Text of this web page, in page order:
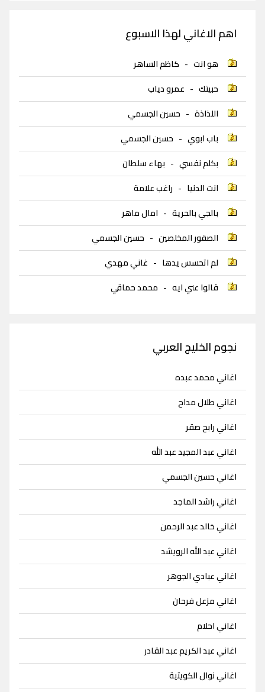
اهم الاغاني لهذا الاسبوع
هو انت - كاظم الساهر
حبيتك - عمرو دياب
اللذاذة - حسين الجسمي
باب ابوي - حسين الجسمي
بكلم نفسي - بهاء سلطان
انت الدنيا - راغب علامة
بالجي بالحرية - امال ماهر
الصقور المخلصين - حسين الجسمي
لم اتحسس يدها - غاني مهدي
قالوا عني ايه - محمد حماقي
نجوم الخليج العربي
اغاني محمد عبده
اغاني طلال مداح
اغاني رابح صقر
اغاني عبد المجيد عبد الله
اغاني حسين الجسمي
اغاني راشد الماجد
اغاني خالد عبد الرحمن
اغاني عبد الله الرويشد
اغاني عبادي الجوهر
اغاني مزعل فرحان
اغاني احلام
اغاني عبد الكريم عبد القادر
اغاني نوال الكويتية